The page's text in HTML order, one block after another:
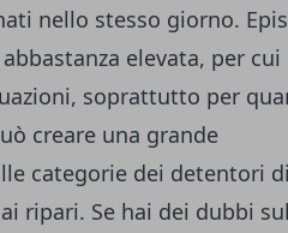
nello stesso giorno.
elevata, per cui
soprattutto per
creare una grande
categorie dei detentori
ripari. Se hai dei dubbi sul